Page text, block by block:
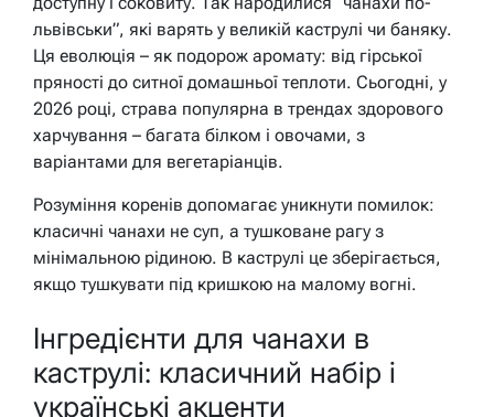
львівськи”, які варять у великій каструлі чи баняку.
Ця еволюція – як подорож аромату: від гірської
пряності до ситної домашньої теплоти. Сьогодні, у
2026 році, страва популярна в трендах здорового
харчування – багата білком і овочами, з
варіантами для вегетаріанців.
Розуміння коренів допомагає уникнути помилок:
класичні чанахи не суп, а тушковане рагу з
мінімальною рідиною. В каструлі це зберігається,
якщо тушкувати під кришкою на малому вогні.
Інгредієнти для чанахи в
каструлі: класичний набір і
українські акценти